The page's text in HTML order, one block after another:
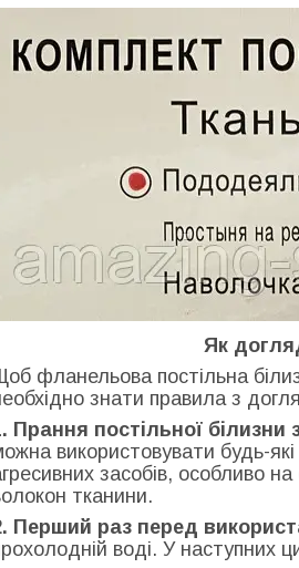
Як
фланельова постільна
знати правила з
Прання постільної білизни
використовувати будь-
засобів, особливо
тканини.
Перший раз перед
воді. У наступних